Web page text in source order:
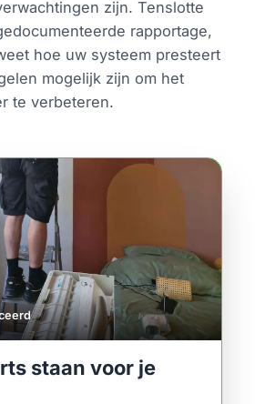
zijn. Tenslotte
rapportage,
hoe uw systeem presteert
mogelijk zijn om het
te verbeteren.
staan voor je